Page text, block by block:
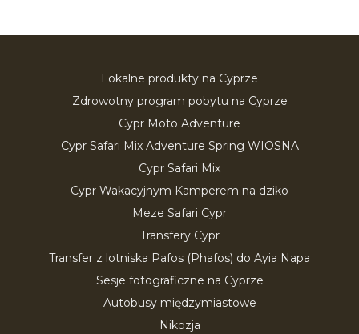
Lokalne produkty na Cyprze
Zdrowotny program pobytu na Cyprze
Cypr Moto Adventure
Cypr Safari Mix Adventure Spring WIOSNA
Cypr Safari Mix
Cypr Wakacyjnym Kamperem na dziko
Meze Safari Cypr
Transfery Cypr
Transfer z lotniska Pafos (Phafos) do Ayia Napa
Sesje fotograficzne na Cyprze
Autobusy międzymiastowe
Nikozja